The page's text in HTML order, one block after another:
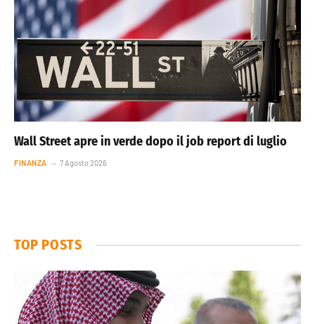
Wall Street apre in verde dopo il job report di luglio
FINANZA 7 Agosto 2026
TOP POSTS